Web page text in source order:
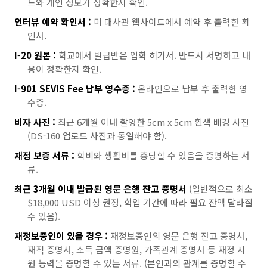
인터뷰 예약 확인서 : 미 대사관 웹사이트에서 예약 후 출력한 확
인서.
I-20 원본 : 학교에서 발급받은 입학 허가서. 반드시 서명하고 내
용이 정확한지 확인.
I-901 SEVIS Fee 납부 영수증 : 온라인으로 납부 후 출력한 영
수증.
비자 사진 : 최근 6개월 이내 촬영한 5cm x 5cm 흰색 배경 사진
(DS-160 업로드 사진과 동일해야 함).
재정 보증 서류 : 학비와 생활비를 충당할 수 있음을 증명하는 서
류.
최근 3개월 이내 발급된 영문 은행 잔고 증명서 (일반적으로 최소
$18,000 USD 이상 권장, 학업 기간에 따라 필요 잔액 달라질
수 있음).
재정보증인이 있을 경우 : 재정보증인의 영문 은행 잔고 증명서,
재직 증명서, 소득 금액 증명원, 가족관계 증명서 등 재정 지
원 능력을 증명할 수 있는 서류. (본인과의 관계를 증명할 수